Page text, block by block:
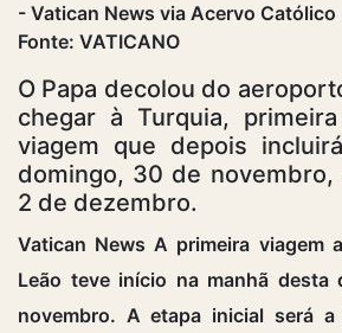
Fonte: VATICANO
O Papa decolou do
chegar à Turquia,
viagem que depois
domingo, 30 de novembro,
2 de dezembro.
Vatican News A primeira viagem
Leão teve início na manhã desta
novembro. A etapa inicial será a